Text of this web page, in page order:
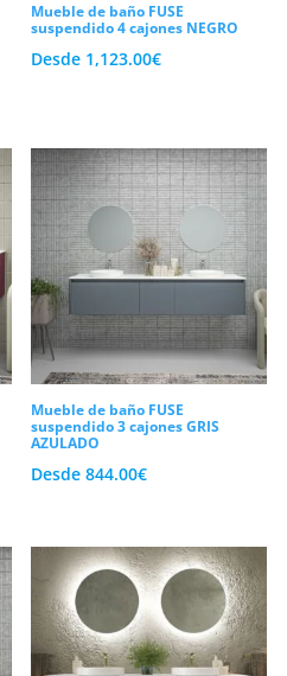
Mueble de baño FUSE
suspendido 4 cajones NEGRO
Desde 1,123.00€
Mueble de baño FUSE
suspendido 3 cajones GRIS
AZULADO
Desde844.00€